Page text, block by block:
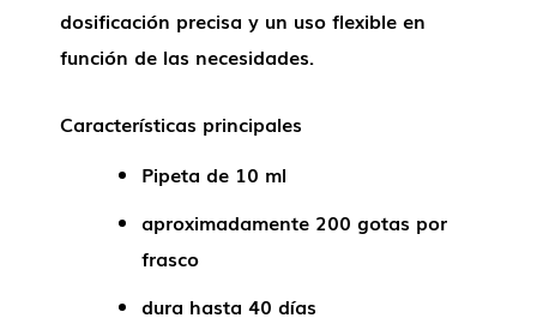
dosificación precisa y un uso flexible en
función de las necesidades.
Características principales
Pipeta de 10 ml
aproximadamente 200 gotas por
frasco
dura hasta 40 días